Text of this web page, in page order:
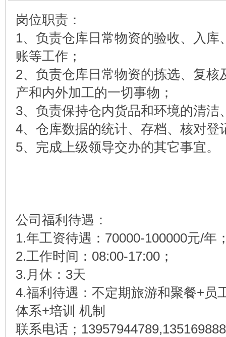
岗位职责：
1、负责仓库日常物资的验收、入库
账等工作；
2、负责仓库日常物资的拣选、复核
产和内外加工的一切事物；
3、负责保持仓内货品和环境的清洁
4、仓库数据的统计、存档、核对登
5、完成上级领导交办的其它事宜。
公司福利待遇：
1.年工资待遇：70000-100000元/年
2.工作时间：08:00-17:00；
3.月休：3天
4.福利待遇：不定期旅游和聚餐+员
体系+培训 机制
联系电话；